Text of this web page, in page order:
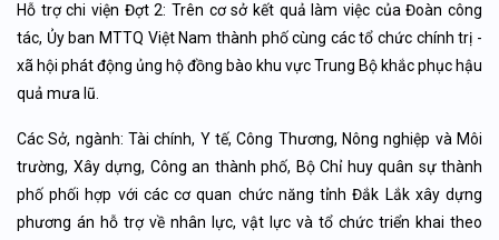
Hỗ trợ chi viện Đợt 2: Trên cơ sở kết quả làm việc của Đoàn công
tác, Ủy ban MTTQ Việt Nam thành phố cùng các tổ chức chính trị -
xã hội phát động ủng hộ đồng bào khu vực Trung Bộ khắc phục hậu
quả mưa lũ.
Các Sở, ngành: Tài chính, Y tế, Công Thương, Nông nghiệp và Môi
trường, Xây dựng, Công an thành phố, Bộ Chỉ huy quân sự thành
phố phối hợp với các cơ quan chức năng tỉnh Đắk Lắk xây dựng
phương án hỗ trợ về nhân lực, vật lực và tổ chức triển khai theo